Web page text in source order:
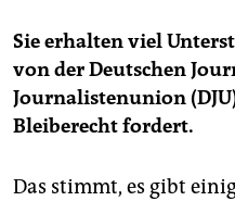
Sie erhalten viel
von der Deutschen
Journalistenunion
Bleiberecht fordert.
Das stimmt, es gibt